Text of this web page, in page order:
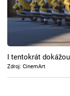
Cool Esport
Pořady
TV Program
I tentokrát
Zdroj: CinemArt